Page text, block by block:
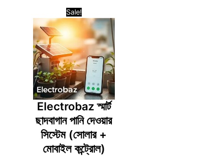
Sale!
Electrobaz স্মার্ট
ছাদবাগান পানি দেওয়ার
সিস্টেম (সোলার +
মোবাইল কন্ট্রোল)
Original
price
2,500.00৳ .
price
is:
1,550.00৳ .